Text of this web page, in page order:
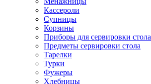
Кассероли
Супницы
Корзины
Приборы для сервировки стола
Предметы сервировки стола
Тарелки
Турки
Фужеры
Хлебницы